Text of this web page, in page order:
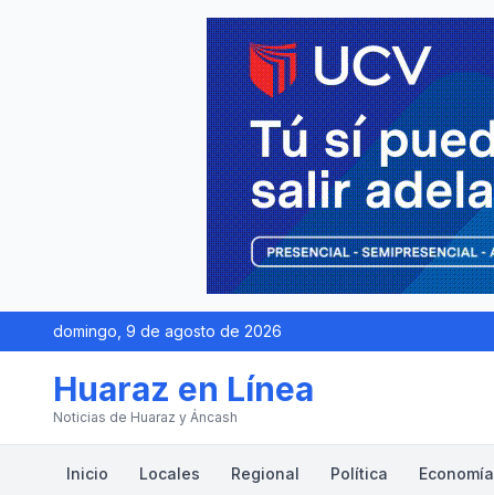
domingo, 9 de agosto de 2026
Huaraz en Línea
Noticias de Huaraz y Áncash
Inicio Locales Regional Política Economía